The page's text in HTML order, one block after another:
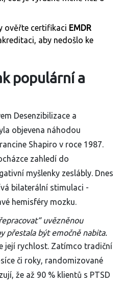
ověřte certifikaci EMDR
aby nedošlo ke
populární a
Desenzibilizace a
objevena náhodou
Shapiro v roce 1987.
zahledí do
myšlenky zeslábly. Dnes
bilaterální stimulaci -
hemisféry mozku.
uvězněnou
přestala být emočně nabita.
její rychlost. Zatímco tradiční
či roky, randomizované
že až 90 % klientů s PTSD